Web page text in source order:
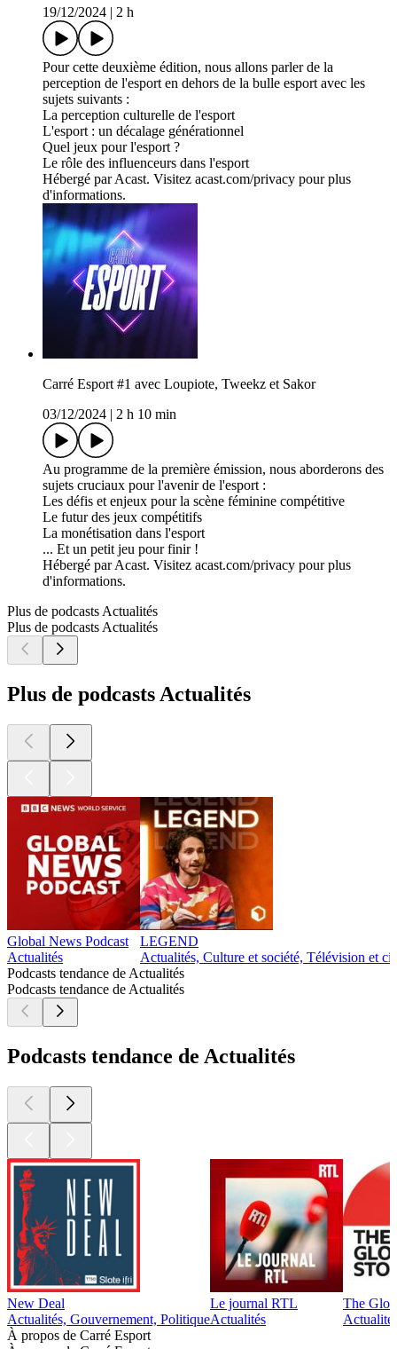
19/12/2024
2 h
Pour cette deuxième édition, nous allons parler de la
perception de l'esport en dehors de la bulle esport avec les
sujets suivants :
La perception culturelle de l'esport
L'esport : un décalage générationnel
Quel jeux pour l'esport ?
Le rôle des influenceurs dans l'esport
Hébergé par Acast. Visitez acast.com/privacy pour plus
d'informations.
Carré Esport #1 avec Loupiote, Tweekz et Sakor
03/12/2024
2 h 10 min
Au programme de la première émission, nous aborderons des
sujets cruciaux pour l'avenir de l'esport :
Les défis et enjeux pour la scène féminine compétitive
Le futur des jeux compétitifs
La monétisation dans l'esport
... Et un petit jeu pour finir !
Hébergé par Acast. Visitez acast.com/privacy pour plus
d'informations.
Plus de podcasts Actualités
Plus de podcasts Actualités
Plus de podcasts Actualités
Global News Podcast
Actualités
LEGEND
Actualités, Culture et société, Télévision et
Podcasts tendance de Actualités
Podcasts tendance de Actualités
Podcasts tendance de Actualités
New Deal
Actualités, Gouvernement, Politique
Le journal RTL
Actualités
The
À propos de Carré Esport